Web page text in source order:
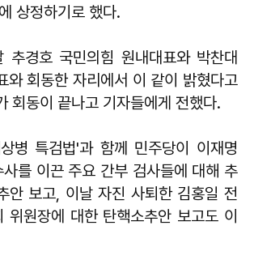
상정하기로 했다.
추경호 국민의힘 원내대표와 박찬대
와 회동한 자리에서 이 같이 밝혔다고
회동이 끝나고 기자들에게 전했다.
병 특검법'과 함께 민주당이 이재명
를 이끈 주요 간부 검사들에 대해 추
안 보고, 이날 자진 사퇴한 김홍일 전
위원장에 대한 탄핵소추안 보고도 이